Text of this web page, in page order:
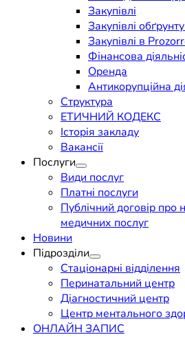
Закупівлі
Закупівлі
Закупівлі в
Фінансова
Оренда
Антикорупційна
Структура
ЕТИЧНИЙ КОДЕКС
Історія закладу
Вакансії
Послуги
Види послуг
Платні послуги
Публічний договір про
медичних послуг
Новини
Підрозділи
Стаціонарні відділення
Перинатальний центр
Діагностичний центр
Центр ментального
ОНЛАЙН ЗАПИС